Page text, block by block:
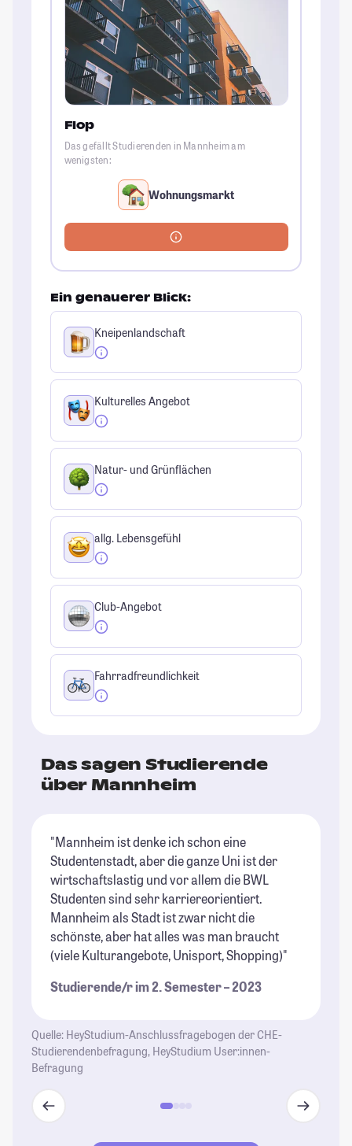
Flop
Das gefällt Studierenden in Mannheim am
wenigsten:
Wohnungsmarkt
Ein genauerer Blick:
Kneipenlandschaft
Kulturelles Angebot
Natur- und Grünflächen
allg. Lebensgefühl
Club-Angebot
Fahrradfreundlichkeit
Das sagen Studierende
über Mannheim
"Mannheim ist denke ich schon eine
Studentenstadt, aber die ganze Uni ist der
wirtschaftslastig und vor allem die BWL
Studenten sind sehr karriereorientiert.
Mannheim als Stadt ist zwar nicht die
schönste, aber hat alles was man braucht
(viele Kulturangebote, Unisport, Shopping)"
Studierende/r im 2. Semester – 2023
Quelle: HeyStudium-Anschlussfragebogen der CHE-
Studierendenbefragung, HeyStudium User:innen-
Befragung